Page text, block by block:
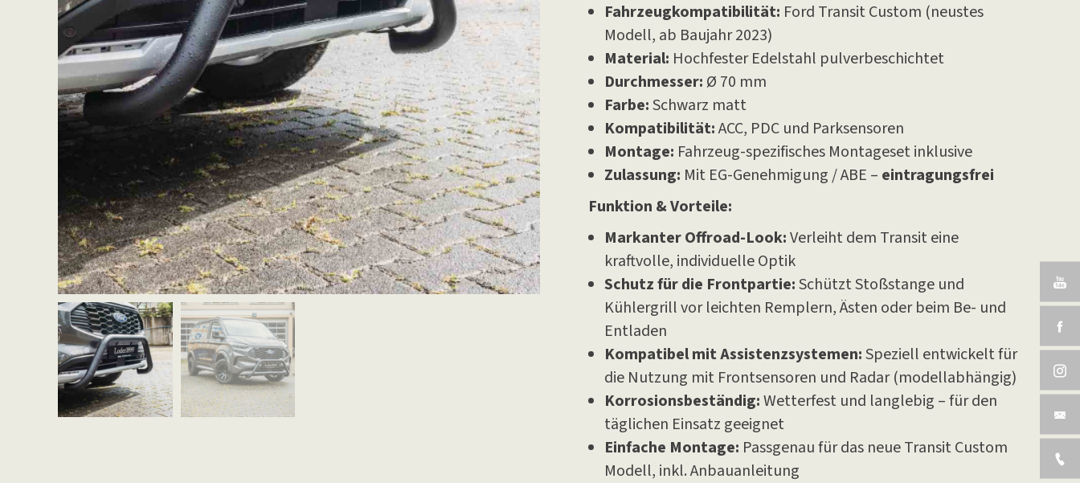
Fahrzeugkompatibilität: Ford Transit Custom (neustes
Modell, ab Baujahr 2023)
Material: Hochfester Edelstahl pulverbeschichtet
Durchmesser: Ø 70 mm
Farbe:Schwarz matt
Kompatibilität:ACC, PDC und Parksensoren
Montage: Fahrzeug-spezifisches Montageset inklusive
Zulassung: Mit EG-Genehmigung / ABE – eintragungsfrei
Funktion & Vorteile:
Markanter Offroad-Look:Verleiht dem Transit eine
kraftvolle, individuelle Optik
Schutz für die Frontpartie:Schützt Stoßstange und
Kühlergrill vor leichten Remplern, Ästen oder beim Be- und
Entladen
Kompatibel mit Assistenzsystemen:Speziell entwickelt für
die Nutzung mit Frontsensoren und Radar (modellabhängig)
Korrosionsbeständig:Wetterfest und langlebig – für den
täglichen Einsatz geeignet
Einfache Montage: Passgenau für das neue Transit Custom
Modell, inkl. Anbauanleitung